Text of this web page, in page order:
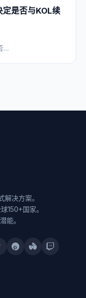
定是否与KOL续
…
决方案。
150+国家。
能。